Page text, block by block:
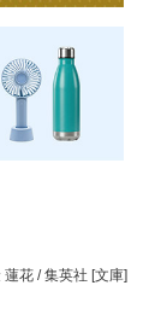
花 / 集英社 [文庫]